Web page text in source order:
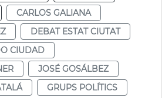
CARLOS GALIANA
DEBAT ESTAT CIUTAT
CIUDAD
JOSÉ GOSÁLBEZ
GRUPS POLÍTICS